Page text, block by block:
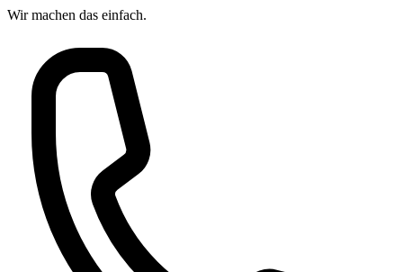
Wir machen das einfach.